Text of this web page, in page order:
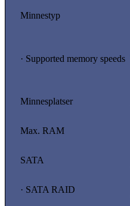
Minnestyp
· Supported memory speeds
Minnesplatser
Max. RAM
SATA
· SATA RAID